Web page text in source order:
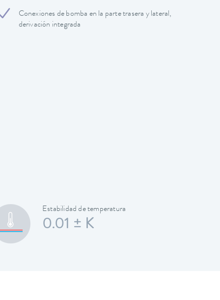
Conexiones de bomba en la parte trasera y lateral,
derivación integrada
Estabilidad de temperatura
0.01 ± K